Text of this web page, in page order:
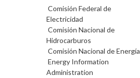
Comisión Federal de
Electricidad
Comisión Nacional de
Hidrocarburos
Comisión Nacional de Energía
Energy Information
Administration